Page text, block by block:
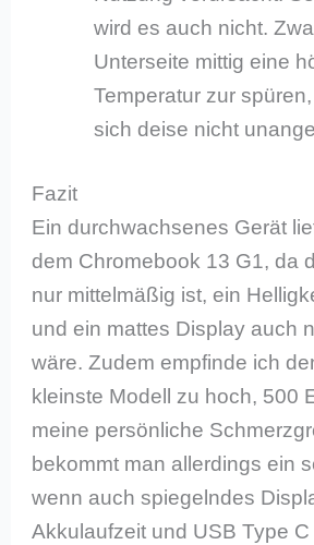
wird es auch nicht.
Unterseite mittig eine
Temperatur zur
sich deise nicht
Fazit
Ein durchwachsenes Gerät
dem Chromebook 13 G1, da
nur mittelmäßig ist, ein
und ein mattes Display auch
wäre. Zudem empfinde ich
kleinste Modell zu hoch, 500
meine persönliche
bekommt man allerdings ein
wenn auch spiegelndes
Akkulaufzeit und USB Type